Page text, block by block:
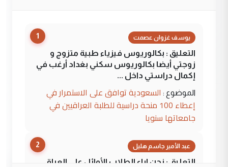
1 يوسف غزوان عصمت
التعليق : بكالوريوس فيزياء طبية متزوج و
زوجتي أيضا بكالوريوس سكني بغداد أرغب في
إكمال دراستي داخل ...
الموضوع : السعودية توافق على الاستمرار في
إعطاء 100 منحة دراسية للطلبة العراقيين في
جامعاتها سنويا
2 عبد الأمير جاسم هليل
التعليق : نحن اباء الطلاب الأوائل على العراق